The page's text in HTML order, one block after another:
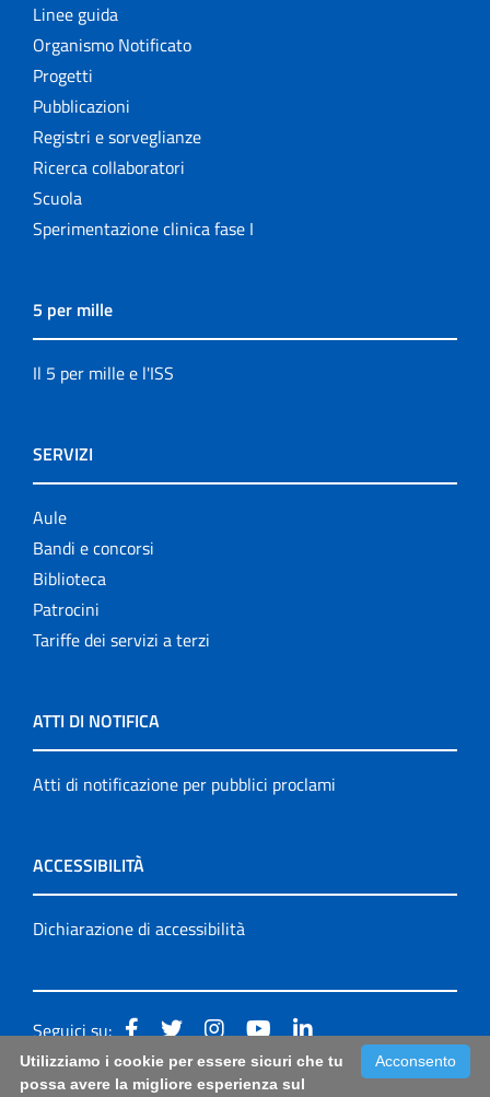
Linee guida
Organismo Notificato
Progetti
Pubblicazioni
Registri e sorveglianze
Ricerca collaboratori
Scuola
Sperimentazione clinica fase I
5 per mille
Il 5 per mille e l'ISS
SERVIZI
Aule
Bandi e concorsi
Biblioteca
Patrocini
Tariffe dei servizi a terzi
ATTI DI NOTIFICA
Atti di notificazione per pubblici proclami
ACCESSIBILITÀ
Dichiarazione di accessibilità
Seguici su:
Accessibilità: form di segnalazione di prima istanza per
Acconsento
Utilizziamo i cookie per essere sicuri che tu
possa avere la migliore esperienza sul